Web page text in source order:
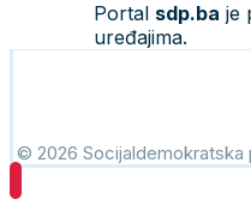
Portal sdp.ba je
uređajima.
© 2026 Socijaldemokratska